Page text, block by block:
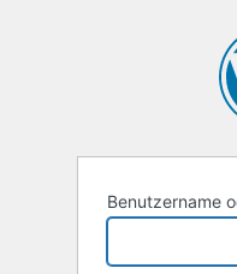
Benutzername